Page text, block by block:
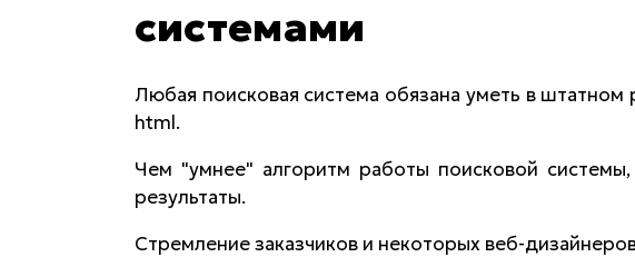
системами
Любая поисковая система обязана уметь в
html.
Чем "умнее" алгоритм работы поисковой
результаты.
Стремление заказчиков и некоторых веб-